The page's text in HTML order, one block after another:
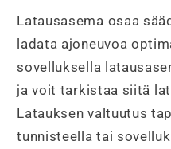
määrää
määrää
Latausasema osaa
ladata ajoneuvoa
sovelluksella
ja voit tarkistaa siitä
Latauksen valtuutus
tunnisteella tai